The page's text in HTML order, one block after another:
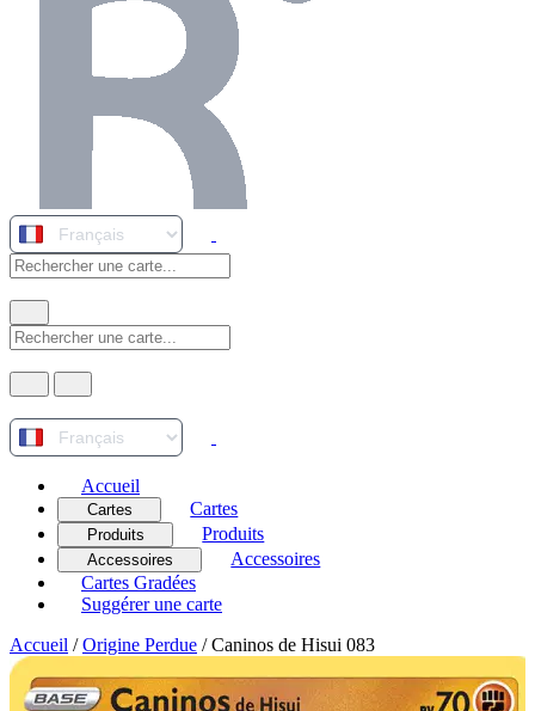
Accueil
Cartes Cartes
Produits Produits
Accessoires
Accessoires
Cartes Gradées
Suggérer une carte
Accueil / Origine Perdue / Caninos de Hisui 083